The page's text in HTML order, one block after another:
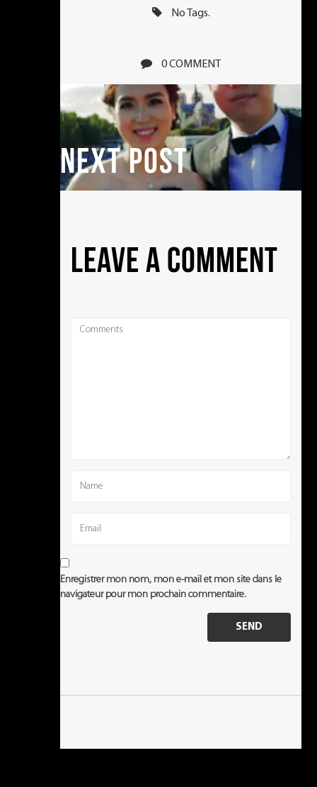
No Tags.
0 COMMENT
NEXT POST
LEAVE A COMMENT
Enregistrer mon nom, mon e-mail et mon site dans le
navigateur pour mon prochain commentaire.